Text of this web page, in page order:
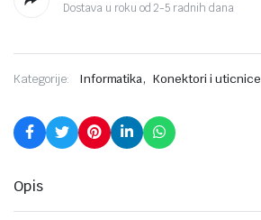
Dostava u roku od 2-5 radnih dana
Kategorije: Informatika, Konektori i uticnice
Opis